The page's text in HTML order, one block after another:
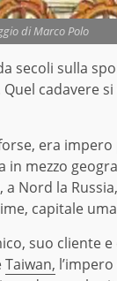
di Marco Polo
secoli sulla
cadavere
era impero
in mezzo
Nord la
capitale
suo
Taiwan,